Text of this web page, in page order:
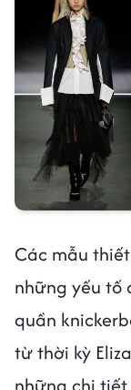
Các mẫu
những yếu tố
quần
từ thời kỳ